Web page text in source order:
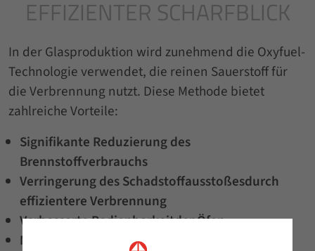
EFFIZIENTER SCHARFBLICK
In der Glasproduktion wird zunehmend die Oxyfuel-
Technologie verwendet, die reinen Sauerstoff für
die Verbrennung nutzt. Diese Methode bietet
zahlreiche Vorteile:
Signifikante Reduzierung des
Brennstoffverbrauchs
Verringerung des Schadstoffausstoßesdurch
effizientere Verbrennung
Verbesserte Bedienbarkeitder Öfen
Möglichkeit zur Produktionssteigerung